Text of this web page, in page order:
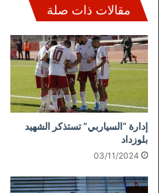
مقالات ذات صلة
إدارة “السياربي” تستذكر الشهيد
بلوزداد
03/11/2024